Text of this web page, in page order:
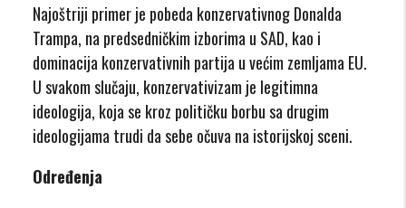
Najoštriji primer je pobeda konzervativnog Donalda
Trampa, na predsedničkim izborima u SAD, kao i
dominacija konzervativnih partija u većim zemljama EU.
U svakom slučaju, konzervativizam je legitimna
ideologija, koja se kroz političku borbu sa drugim
ideologijama trudi da sebe očuva na istorijskoj sceni.
Određenja